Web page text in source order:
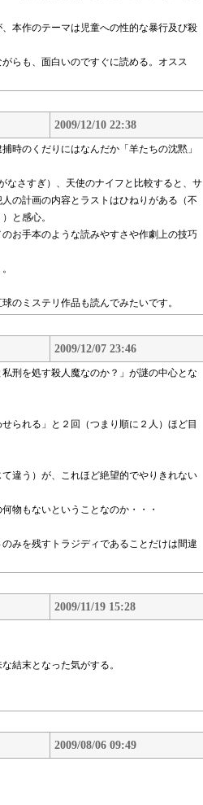
本作のテーマは児童への性的な暴行及び殺
らも、面白いのですぐに読める。オスス
2009/12/10 22:38
時のくだりにはなんだか「羊たちの沈黙」
なさすぎ）、天使のナイフと比較すると、サ
の計画の内容とラストはひねりがある（不
と感心。
お手本のような読みやすさや作劇上の技巧
のミステリ作品も読んでみたいです。
2009/12/07 23:46
刑を処す殺人魔なのか？」が謎の中心とな
られる」と２回（つまり順に２人）ほど目
違う）が、これほど絶望的でやりきれない
物もないということなのか・・・
みを残すトラジディであることだけは間違
2009/11/19 15:28
結末となった気がする。
2009/08/06 09:49